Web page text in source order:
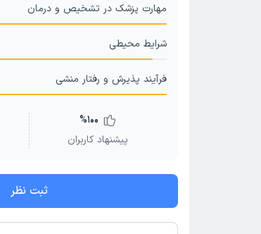
مهارت پزشک در تشخیص و درمان
شرایط محیطی
فرآیند پذیرش و رفتار منشی
%100
پیشنهاد کاربران
ثبت نظر